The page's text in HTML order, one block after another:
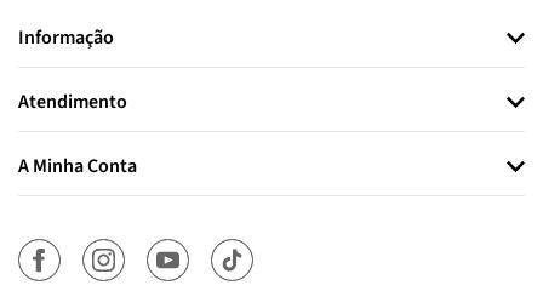
Informação
Atendimento
A Minha Conta